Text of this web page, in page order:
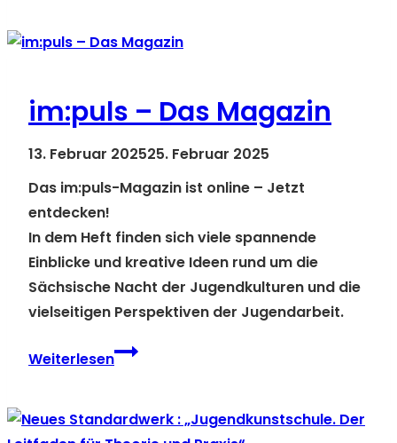
Mai:
Sachsen
auf
dem
im:puls – Das Magazin
13. Februar 202525. Februar 2025
Das im:puls-Magazin ist online – Jetzt
entdecken!
In dem Heft finden sich viele spannende
Einblicke und kreative Ideen rund um die
Sächsische Nacht der Jugendkulturen und die
vielseitigen Perspektiven der Jugendarbeit.
Weiterlesenim:puls
Magazin